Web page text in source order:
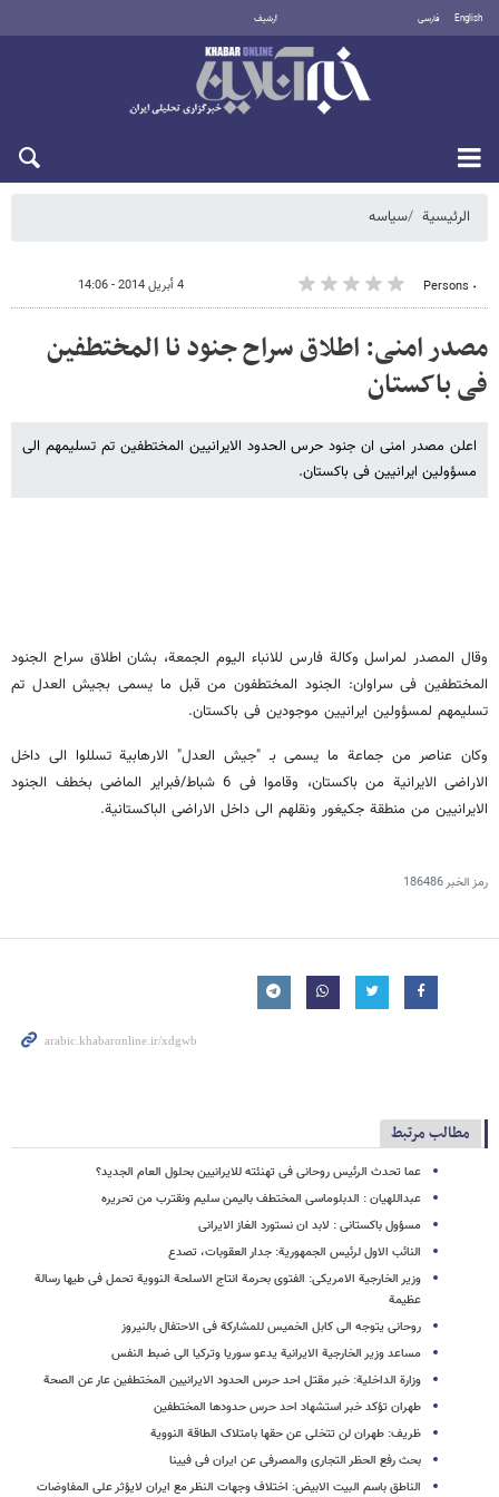
English فارسی أرشيف
الرئيسية سیاسه
٠ Persons 4 أبريل 2014 - 14:06
مصدر امنی: اطلاق سراح جنود نا المختطفین
فی باکستان
اعلن مصدر امنی ان جنود حرس الحدود الایرانیین المختطفین تم تسلیمهم الى
مسؤولین ایرانیین فی باکستان.
وقال المصدر لمراسل وکالة فارس للانباء الیوم الجمعة، بشان اطلاق سراح الجنود
المختطفین فی سراوان: الجنود المختطفون من قبل ما یسمى بجیش العدل تم
تسلیمهم لمسؤولین ایرانیین موجودین فی باکستان.
وکان عناصر من جماعة ما یسمى بـ "جیش العدل" الارهابیة تسللوا الى داخل
الاراضی الایرانیة من باکستان، وقاموا فی 6 شباط/فبرایر الماضی بخطف الجنود
الایرانیین من منطقة جکیغور ونقلهم الى داخل الاراضی الباکستانیة.
رمز الخبر186486
مطالب مرتبط
عما تحدث الرئیس روحانی فی تهنئته للایرانیین بحلول العام الجدید؟
عبداللهیان : الدبلوماسی المختطف بالیمن سلیم ونقترب من تحریره
مسؤول باکستانی : لابد ان نستورد الغاز الایرانی
النائب الاول لرئیس الجمهوریة: جدار العقوبات، تصدع
وزیر الخارجیة الامریکی: الفتوی بحرمة انتاج الاسلحة النوویة تحمل فی طیها رسالة
عظیمة
روحانی یتوجه الى کابل الخمیس للمشارکة فی الاحتفال بالنیروز
مساعد وزیر الخارجیة الایرانیة یدعو سوریا وترکیا الی ضبط النفس
وزارة الداخلیة: خبر مقتل احد حرس الحدود الایرانیین المختطفین عار عن الصحة
طهران تؤکد خبر استشهاد احد حرس حدودها المختطفین
ظریف: طهران لن تتخلى عن حقها بامتلاک الطاقة النوویة
بحث رفع الحظر التجاری والمصرفی عن ایران فی فیینا
الناطق باسم البیت الابیض: اختلاف وجهات النظر مع ایران لایؤثر علی المفاوضات